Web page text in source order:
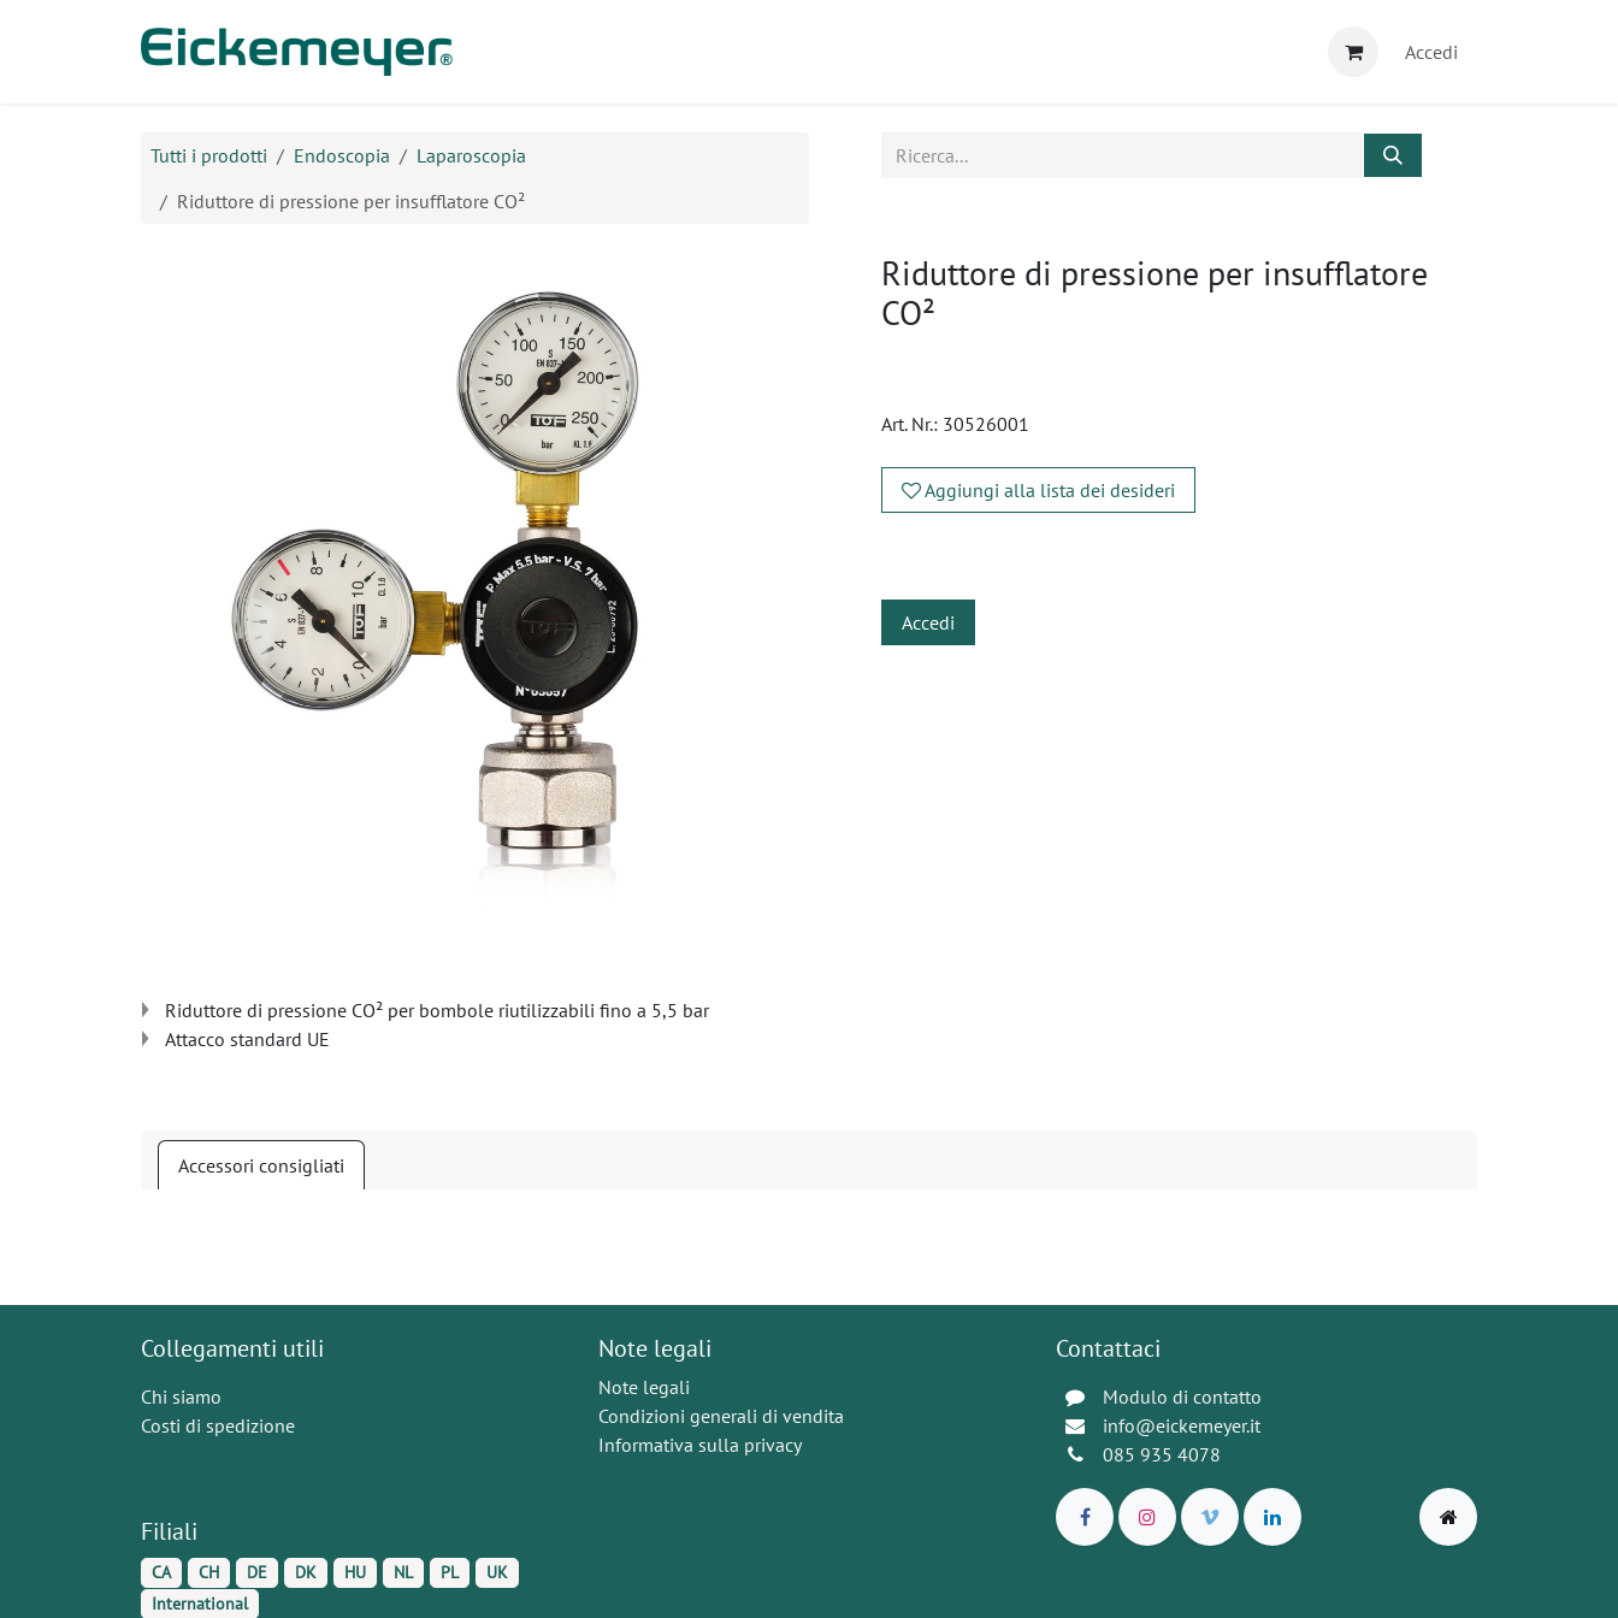
Accedi
Tutti i prodotti Endoscopia
Laparoscopia
Riduttore di pressione per insufflatore CO²
Riduttore di pressione per insufflatore
CO²
Art. Nr.: 30526001
Aggiungi alla lista dei desideri
Accedi
Riduttore di pressione CO² per bombole riutilizzabili fino a 5,5 bar
Attacco standard UE
Accessori consigliati
Collegamenti utili
Chi siamo
Costi di spedizione
Filiali
CA CH DE DK HU NL PL
UK
International
Note legali
Note legali
Condizioni generali di vendita
Informativa sulla privacy
Contattaci
Modulo di contatto
info@eickemeyer.it
085 935 4078